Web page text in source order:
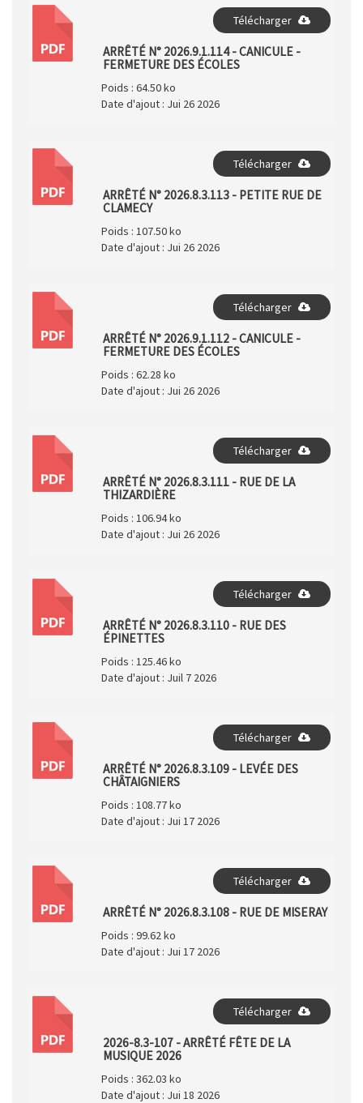
PDF
Télécharger
ARRÊTÉ N° 2026.9.1.114 - CANICULE -
FERMETURE DES ÉCOLES
Poids : 64.50 ko
Date d'ajout : Jui 26 2026
PDF
Télécharger
ARRÊTÉ N° 2026.8.3.113 - PETITE RUE DE
CLAMECY
Poids : 107.50 ko
Date d'ajout : Jui 26 2026
PDF
Télécharger
ARRÊTÉ N° 2026.9.1.112 - CANICULE -
FERMETURE DES ÉCOLES
Poids : 62.28 ko
Date d'ajout : Jui 26 2026
PDF
Télécharger
ARRÊTÉ N° 2026.8.3.111 - RUE DE LA
THIZARDIÈRE
Poids : 106.94 ko
Date d'ajout : Jui 26 2026
PDF
Télécharger
ARRÊTÉ N° 2026.8.3.110 - RUE DES
ÉPINETTES
Poids : 125.46 ko
Date d'ajout : Juil 7 2026
PDF
Télécharger
ARRÊTÉ N° 2026.8.3.109 - LEVÉE DES
CHÂTAIGNIERS
Poids : 108.77 ko
Date d'ajout : Jui 17 2026
PDF
Télécharger
ARRÊTÉ N° 2026.8.3.108 - RUE DE MISERAY
Poids : 99.62 ko
Date d'ajout : Jui 17 2026
PDF
Télécharger
2026-8.3-107 - ARRÊTÉ FÊTE DE LA
MUSIQUE 2026
Poids : 362.03 ko
Date d'ajout : Jui 18 2026